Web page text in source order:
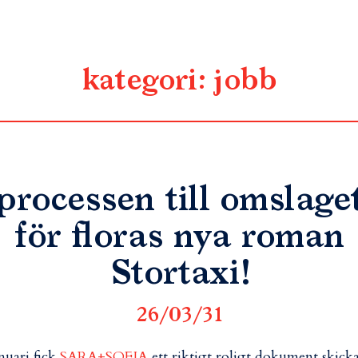
kategori: jobb
till
för floras nya roman
Stortaxi!
26/03/31